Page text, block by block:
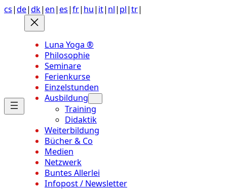
Anchor
Zum
Inhalt
springen
cs|de|dk| en| es|fr| hu| it| nl| pl|tr|
Luna Yoga ®
Philosophie
Seminare
Ferienkurse
Einzelstunden
Ausbildung
Training
Didaktik
Weiterbildung
Bücher & Co
Medien
Netzwerk
Buntes Allerlei
Infopost / Newsletter